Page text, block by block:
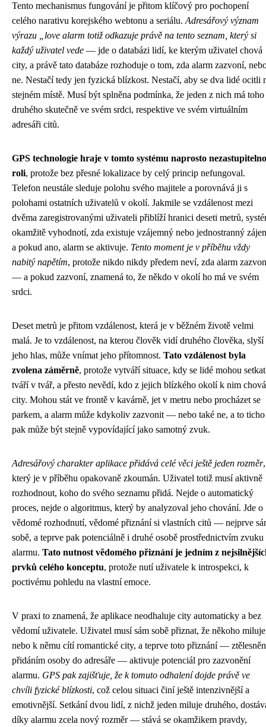
Tento mechanismus fungování je přitom klíčový pro pochopení
celého narativu korejského webtonu a seriálu. Adresářový význam
výrazu „love alarm totiž odkazuje právě na tento seznam, který si
každý uživatel vede — jde o databázi lidí, ke kterým uživatel chová
city, a právě tato databáze rozhoduje o tom, zda alarm zazvoní,
ne. Nestačí tedy jen fyzická blízkost. Nestačí, aby se dva lidé ocitli
stejném místě. Musí být splněna podmínka, že jeden z nich má toho
druhého skutečně ve svém srdci, respektive ve svém virtuálním
adresáři citů.
GPS technologie hraje v tomto systému naprosto
roli, protože bez přesné lokalizace by celý princip nefungoval.
Telefon neustále sleduje polohu svého majitele a porovnává ji s
polohami ostatních uživatelů v okolí. Jakmile se vzdálenost mezi
dvěma zaregistrovanými uživateli přiblíží hranici deseti metrů,
okamžitě vyhodnotí, zda existuje vzájemný nebo jednostranný
a pokud ano, alarm se aktivuje. Tento moment je v příběhu vždy
nabitý napětím, protože nikdo nikdy předem neví, zda alarm
— a pokud zazvoní, znamená to, že někdo v okolí ho má ve svém
srdci.
Deset metrů je přitom vzdálenost, která je v běžném životě velmi
malá. Je to vzdálenost, na kterou člověk vidí druhého člověka, slyší
jeho hlas, může vnímat jeho přítomnost. Tato vzdálenost byla
zvolena záměrně, protože vytváří situace, kdy se lidé mohou setkat
tváří v tvář, a přesto nevědí, kdo z jejich blízkého okolí k nim chová
city. Mohou stát ve frontě v kavárně, jet v metru nebo procházet se
parkem, a alarm může kdykoliv zazvonit — nebo také ne, a to ticho
pak může být stejně vypovídající jako samotný zvuk.
Adresářový charakter aplikace přidává celé věci ještě jeden rozměr,
který je v příběhu opakovaně zkoumán. Uživatel totiž musí aktivně
rozhodnout, koho do svého seznamu přidá. Nejde o automatický
proces, nejde o algoritmus, který by analyzoval jeho chování. Jde o
vědomé rozhodnutí, vědomé přiznání si vlastních citů — nejprve
sobě, a teprve pak potenciálně i druhé osobě prostřednictvím zvuku
alarmu. Tato nutnost vědomého přiznání je jedním z
prvků celého konceptu, protože nutí uživatele k introspekci, k
poctivému pohledu na vlastní emoce.
V praxi to znamená, že aplikace neodhaluje city automaticky a bez
vědomí uživatele. Uživatel musí sám sobě přiznat, že někoho miluje
nebo k němu cítí romantické city, a teprve toto přiznání —
přidáním osoby do adresáře — aktivuje potenciál pro zazvonění
alarmu. GPS pak zajišťuje, že k tomuto odhalení dojde právě ve
chvíli fyzické blízkosti, což celou situaci činí ještě intenzivnější a
emotivnější. Setkání dvou lidí, z nichž jeden miluje druhého,
díky alarmu zcela nový rozměr — stává se okamžikem pravdy,